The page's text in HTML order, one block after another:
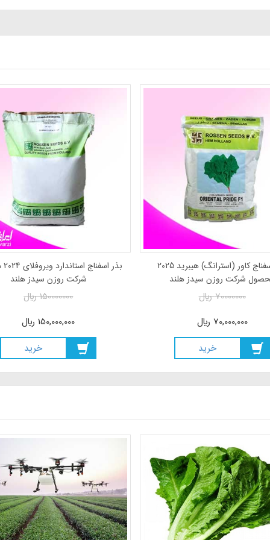
محصول شرکت روزن سیدز
70000000ريال
70,000,000ريال
خريد
بذر اسفناج اورینتال پراید هیبرید 2018 روزن
سیدز ORIENTAL PRIDE F1
3600000ريال
3,500,000ريال
خريد